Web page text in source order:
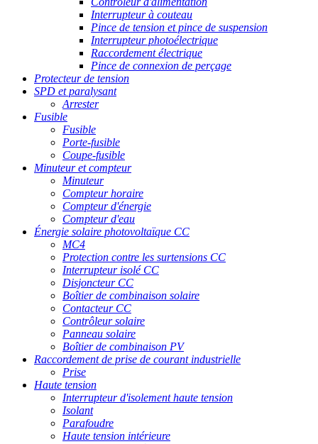
Interrupteur à couteau
Pince de tension et pince de suspension
Interrupteur photoélectrique
Raccordement électrique
Pince de connexion de perçage
Protecteur de tension
SPD et paralysant
Arrester
Fusible
Fusible
Porte-fusible
Coupe-fusible
Minuteur et compteur
Minuteur
Compteur horaire
Compteur d'énergie
Compteur d'eau
Énergie solaire photovoltaïque CC
MC4
Protection contre les surtensions CC
Interrupteur isolé CC
Disjoncteur CC
Boîtier de combinaison solaire
Contacteur CC
Contrôleur solaire
Panneau solaire
Boîtier de combinaison PV
Raccordement de prise de courant industrielle
Prise
Haute tension
Interrupteur d'isolement haute tension
Isolant
Parafoudre
Haute tension intérieure